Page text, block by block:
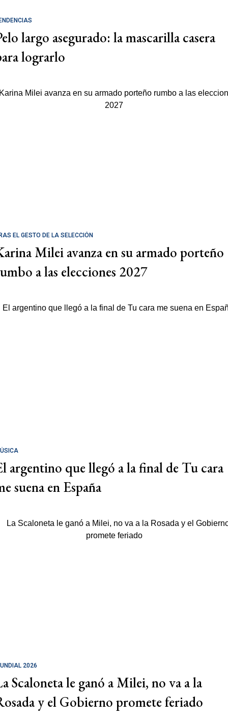
largo asegurado: la mascarilla casera
lograrlo
EL GESTO DE LA SELECCIÓN
Milei avanza en su armado porteño
a las elecciones 2027
argentino que llegó a la final de Tu cara
suena en España
2026
Scaloneta le ganó a Milei, no va a la
y el Gobierno promete feriado